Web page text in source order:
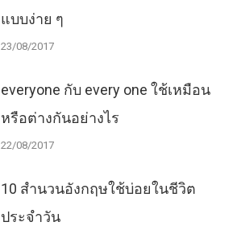
แบบง่าย ๆ
23/08/2017
everyone กับ every one ใช้เหมือน
หรือต่างกันอย่างไร
22/08/2017
10 สำนวนอังกฤษใช้บ่อยในชีวิต
ประจำวัน